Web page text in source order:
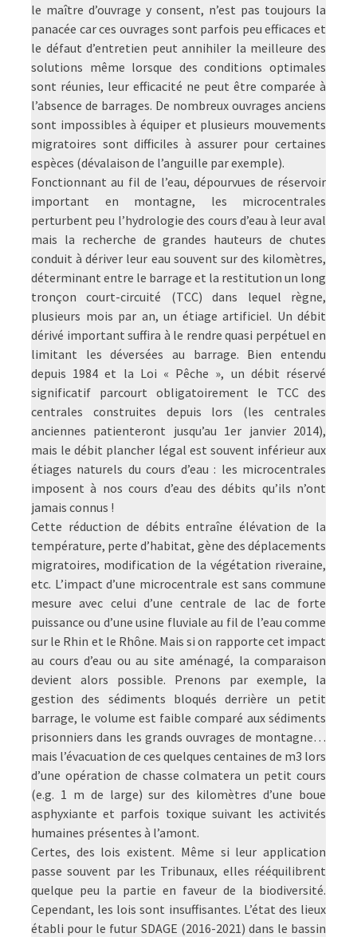
le maître d’ouvrage y consent, n’est pas toujours la
panacée car ces ouvrages sont parfois peu efficaces et
le défaut d’entretien peut annihiler la meilleure des
solutions même lorsque des conditions optimales
sont réunies, leur efficacité ne peut être comparée à
l’absence de barrages. De nombreux ouvrages anciens
sont impossibles à équiper et plusieurs mouvements
migratoires sont difficiles à assurer pour certaines
espèces (dévalaison de l’anguille par exemple).
Fonctionnant au fil de l’eau, dépourvues de réservoir
important en montagne, les microcentrales
perturbent peu l’hydrologie des cours d’eau à leur aval
mais la recherche de grandes hauteurs de chutes
conduit à dériver leur eau souvent sur des kilomètres,
déterminant entre le barrage et la restitution un long
tronçon court-circuité (TCC) dans lequel règne,
plusieurs mois par an, un étiage artificiel. Un débit
dérivé important suffira à le rendre quasi perpétuel en
limitant les déversées au barrage. Bien entendu
depuis 1984 et la Loi « Pêche », un débit réservé
significatif parcourt obligatoirement le TCC des
centrales construites depuis lors (les centrales
anciennes patienteront jusqu’au 1er janvier 2014),
mais le débit plancher légal est souvent inférieur aux
étiages naturels du cours d’eau : les microcentrales
imposent à nos cours d’eau des débits qu’ils n’ont
jamais connus !
Cette réduction de débits entraîne élévation de la
température, perte d’habitat, gène des déplacements
migratoires, modification de la végétation riveraine,
etc. L’impact d’une microcentrale est sans commune
mesure avec celui d’une centrale de lac de forte
puissance ou d’une usine fluviale au fil de l’eau comme
sur le Rhin et le Rhône. Mais si on rapporte cet impact
au cours d’eau ou au site aménagé, la comparaison
devient alors possible. Prenons par exemple, la
gestion des sédiments bloqués derrière un petit
barrage, le volume est faible comparé aux sédiments
prisonniers dans les grands ouvrages de montagne…
mais l’évacuation de ces quelques centaines de m3 lors
d’une opération de chasse colmatera un petit cours
(e.g. 1 m de large) sur des kilomètres d’une boue
asphyxiante et parfois toxique suivant les activités
humaines présentes à l’amont.
Certes, des lois existent. Même si leur application
passe souvent par les Tribunaux, elles rééquilibrent
quelque peu la partie en faveur de la biodiversité.
Cependant, les lois sont insuffisantes. L’état des lieux
établi pour le futur SDAGE (2016-2021) dans le bassin